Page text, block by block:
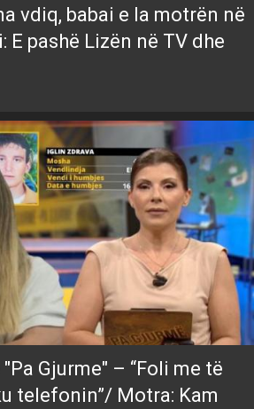
vdiq, babai e la motrën në
E pashë Lizën në TV dhe
Gjurme" – “Foli me të
telefonin”/ Motra: Kam